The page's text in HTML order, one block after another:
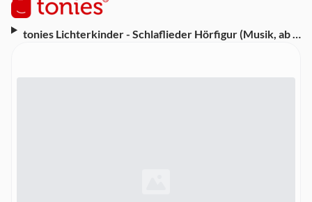
tonies Lichterkinder - Schlaflieder Hörfigur (Musik, ab 3